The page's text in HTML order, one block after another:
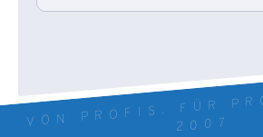
VON PROFIS. FÜR
2007